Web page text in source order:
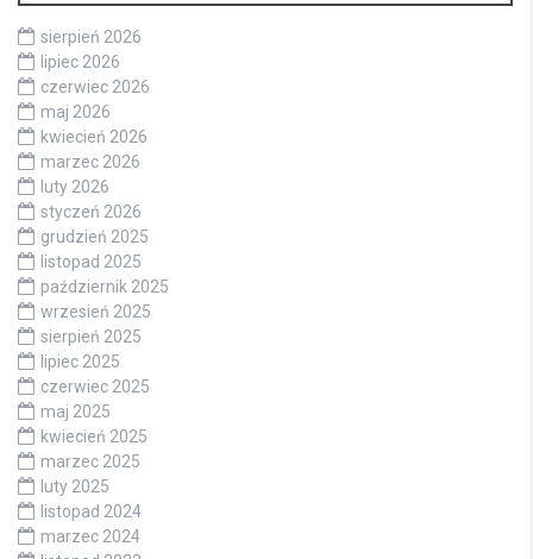
sierpień 2026
lipiec 2026
czerwiec 2026
maj 2026
kwiecień 2026
marzec 2026
luty 2026
styczeń 2026
grudzień 2025
listopad 2025
październik 2025
wrzesień 2025
sierpień 2025
lipiec 2025
czerwiec 2025
maj 2025
kwiecień 2025
marzec 2025
luty 2025
listopad 2024
marzec 2024